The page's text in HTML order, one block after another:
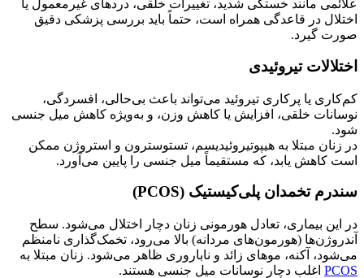
علائمی مانند خستگی شدید، تغییرات خلقی، دردهای غیرمعمول یا
اختلال در قاعدگی همراه است، حتماً باید بررسی پزشکی دقیق
صورت گیرد.
اختلالات تیروئیدی
کم‌کاری یا پرکاری تیروئید می‌تواند باعث بی‌حالی، افسردگی،
نوسانات خلقی، افزایش یا کاهش وزن، و به‌ویژه کاهش میل جنسی
شود.
در زنان مبتلا به هیپوتیروئیدیسم، تستوسترون و استروژن ممکن
است کاهش یابد، که مستقیماً میل جنسی را پایین می‌آورد.
سندرم تخمدان پلی‌کیستیک (PCOS)
در این بیماری، تعادل هورمونی زنان دچار اختلال می‌شود. سطح
آندروژن‌ها (هورمون‌های مردانه) بالا می‌رود، تخمک‌گذاری نامنظم
می‌شود، آکنه، موهای زائد و ناباروری ظاهر می‌شود. زنان مبتلا به
PCOS اغلب دچار نوسانات میل جنسی هستند.